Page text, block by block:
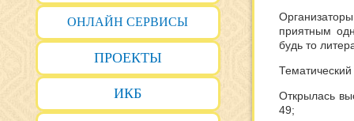
ОНЛАЙН СЕРВИСЫ
ПРОЕКТЫ
ИКБ
приятным
будь то
Открылась в
49;